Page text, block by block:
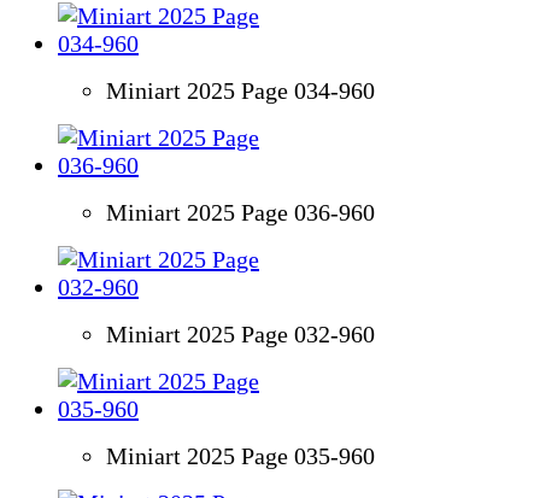
Miniart 2025 Page 034-960
Miniart 2025 Page 036-960
Miniart 2025 Page 032-960
Miniart 2025 Page 035-960